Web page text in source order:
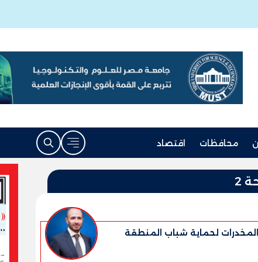
محافظات اقتصاد
2
لحماية شباب المنطقة